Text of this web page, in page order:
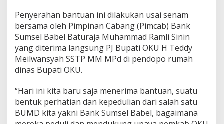
Penyerahan bantuan ini dilakukan usai senam
bersama oleh Pimpinan Cabang (Pimcab) Bank
Sumsel Babel Baturaja Muhammad Ramli Sinin
yang diterima langsung PJ Bupati OKU H Teddy
Meilwansyah SSTP MM MPd di pendopo rumah
dinas Bupati OKU.
“Hari ini kita baru saja menerima bantuan, suatu
bentuk perhatian dan kepedulian dari salah satu
BUMD kita yakni Bank Sumsel Babel, bagaimana